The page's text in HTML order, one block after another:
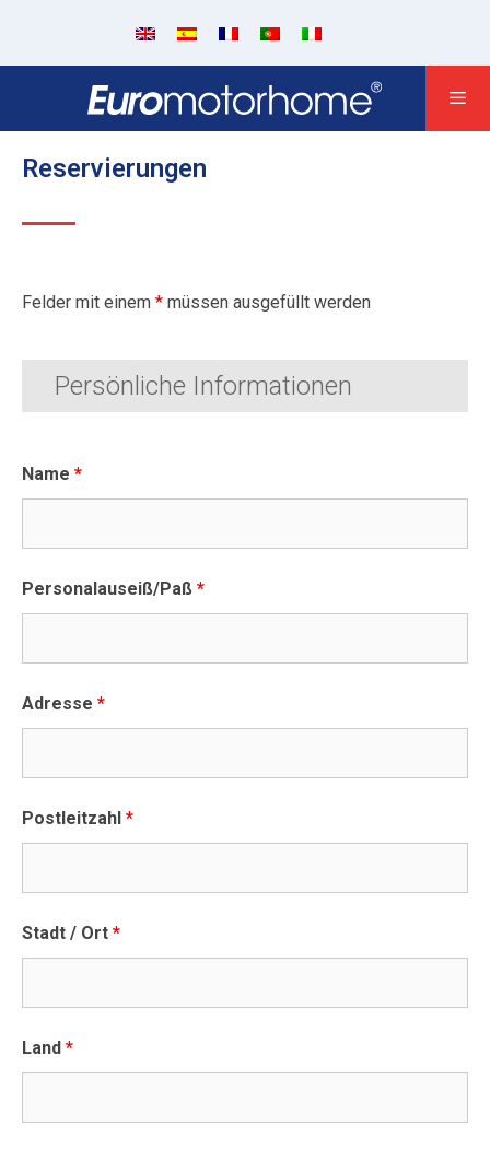
Reservierungen
Felder mit einem * müssen ausgefüllt werden
Persönliche Informationen
Name *
Personalauseiß/Paß *
Adresse *
Postleitzahl *
Stadt / Ort *
Land *